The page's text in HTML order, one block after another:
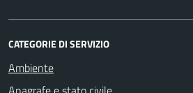
CATEGORIE DI SERVIZIO
Ambiente